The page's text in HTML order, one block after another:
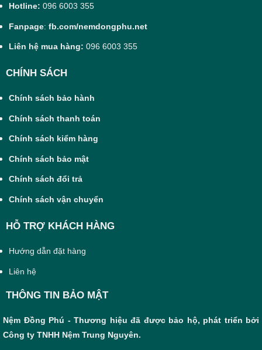
Hotline: 096 6003 355
Fanpage: fb.com/nemdongphu.net
Liên hệ mua hàng: 096 6003 355
CHÍNH SÁCH
Chính sách bảo hành
Chính sách thanh toán
Chính sách kiểm hàng
Chính sách bảo mật
Chính sách đổi trả
Chính sách vận chuyển
HỖ TRỢ KHÁCH HÀNG
Hướng dẫn đặt hàng
Liên hệ
THÔNG TIN BẢO MẬT
Nệm Đồng Phú - Thương hiệu đã được bảo hộ, phát triển bởi
Công ty TNHH Nệm Trung Nguyên.